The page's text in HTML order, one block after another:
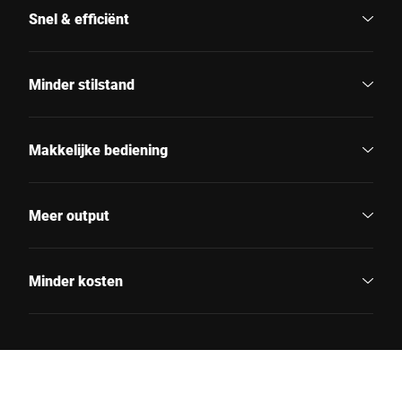
Snel & efficiënt
Minder stilstand
Makkelijke bediening
Meer output
Minder kosten